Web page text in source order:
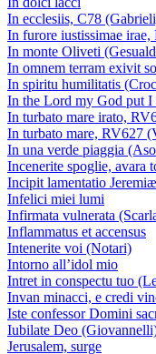
In ecclesiis, C78
In furore iustissimae
In monte Oliveti
In omnem terram exivit
In spiritu humilitatis
In the Lord my God put I
In turbato mare irato,
In turbato mare, RV627
In una verde piaggia
Incenerite spoglie, avara
Incipit lamentatio
Infelici miei lumi
Infirmata vulnerata
Inflammatus et accensus
Intenerite voi (Notari)
Intorno all’idol mio
Intret in conspectu tuo
Invan minacci, e credi
Iste confessor Domini
Iubilate Deo
Jerusalem, surge